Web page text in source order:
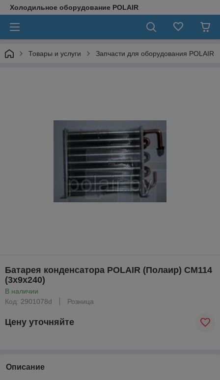
Холодильное оборудование POLAIR
Товары и услуги Запчасти для оборудования POLAIR
Батарея конденсатора POLAIR (Полаир) CM114
(3х9х240)
В наличии
Код: 2901078d
Розница
Цену уточняйте
Описание